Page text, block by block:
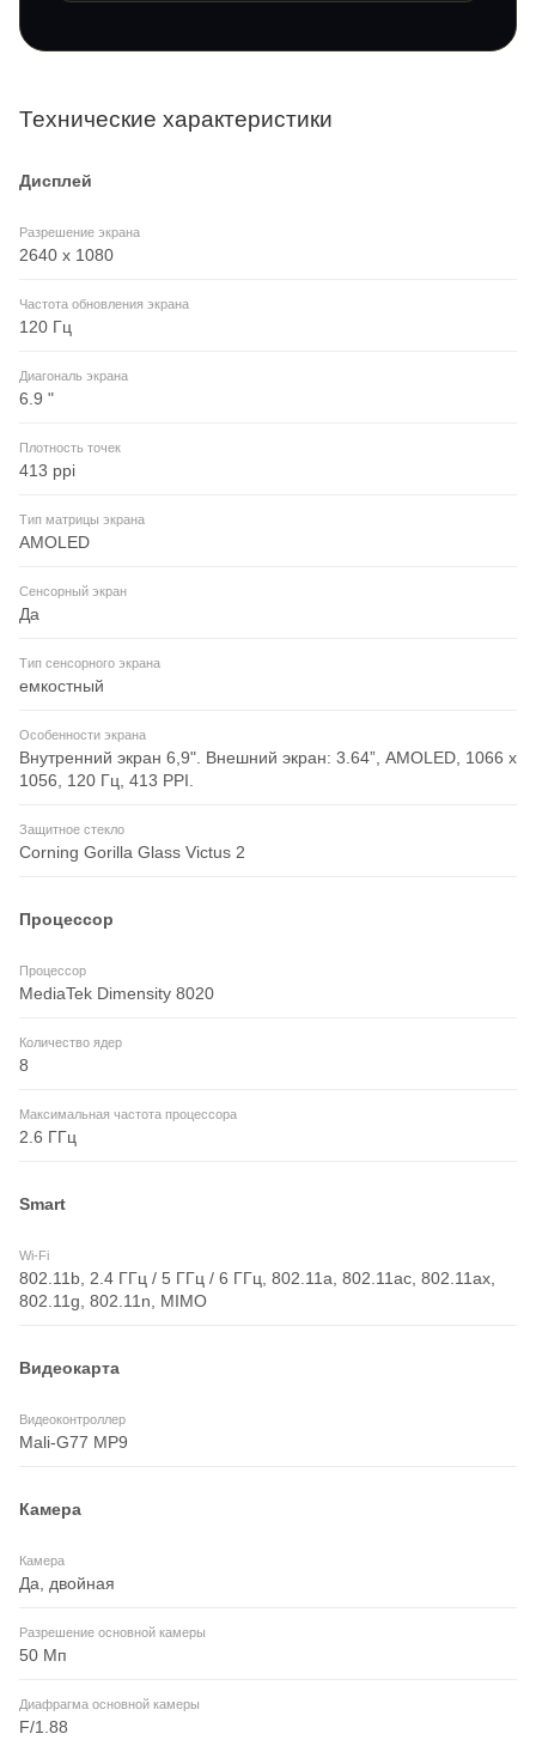
Технические характеристики
Дисплей
Разрешение экрана
2640 x 1080
Частота обновления экрана
120 Гц
Диагональ экрана
6.9 "
Плотность точек
413 ppi
Тип матрицы экрана
AMOLED
Сенсорный экран
Да
Тип сенсорного экрана
емкостный
Особенности экрана
Внутренний экран 6,9". Внешний экран: 3.64”, AMOLED, 1066 x
1056, 120 Гц, 413 PPI.
Защитное стекло
Corning Gorilla Glass Victus 2
Процессор
Процессор
MediaTek Dimensity 8020
Количество ядер
8
Максимальная частота процессора
2.6 ГГц
Smart
Wi-Fi
802.11b, 2.4 ГГц / 5 ГГц / 6 ГГц, 802.11a, 802.11ac, 802.11ax,
802.11g, 802.11n, MIMO
Видеокарта
Видеоконтроллер
Mali-G77 MP9
Камера
Камера
Да, двойная
Разрешение основной камеры
50 Мп
Диафрагма основной камеры
F/1.88